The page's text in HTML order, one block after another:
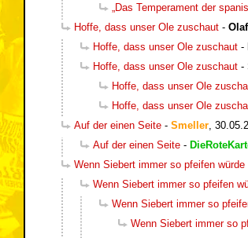
„Das Temperament der
Hoffe, dass unser Ole zuschaut -
Hoffe, dass unser Ole zuschaut -
Hoffe, dass unser Ole zuschaut -
Hoffe, dass unser Ole
Hoffe, dass unser Ole
Auf der einen Seite - Smeller
Auf der einen Seite -
Wenn Siebert immer so pfeifen würde
Wenn Siebert immer so pfeifen
Wenn Siebert immer so
Wenn Siebert immer so